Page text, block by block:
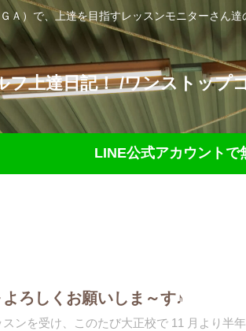
Ａ）で、上達を目指すレッスンモニターさん
フ上達日記！ /ワンストッ
LINE公式アカウントで
ろしくお願いしま～す♪
ンを受け、このたび大正校で 11 月より半